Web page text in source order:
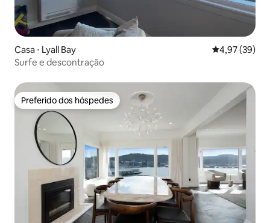
Casa ⋅ Lyall Bay 4,97 de uma
4,97 (39)
Surfe e descontração
Preferido dos hóspedes
Preferido dos hóspedes